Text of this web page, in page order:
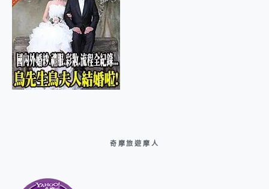
奇摩旅遊摩人